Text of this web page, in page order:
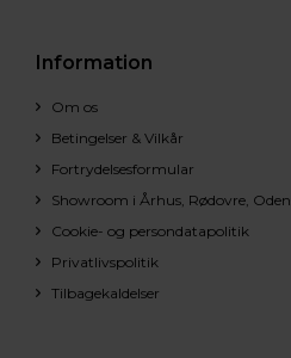
Information
Om os
Betingelser & Vilkår
Fortrydelsesformular
Showroom i Århus, Rødovre,
Cookie- og persondatapolitik
Privatlivspolitik
Tilbagekaldelser